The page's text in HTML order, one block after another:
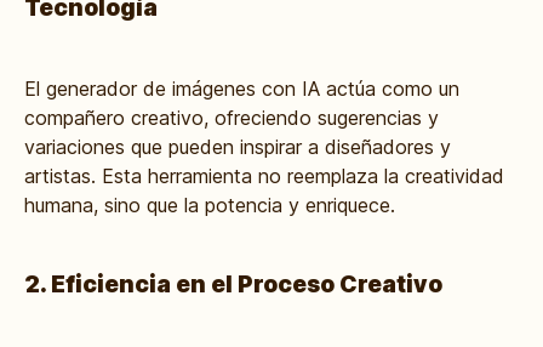
Tecnología
El generador de imágenes con IA actúa como un
compañero creativo, ofreciendo sugerencias y
variaciones que pueden inspirar a diseñadores y
artistas. Esta herramienta no reemplaza la creatividad
humana, sino que la potencia y enriquece.
2. Eficiencia en el Proceso Creativo